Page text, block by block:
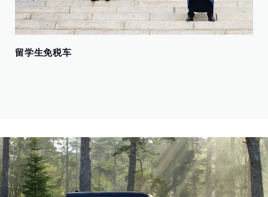
留学生免税⻋